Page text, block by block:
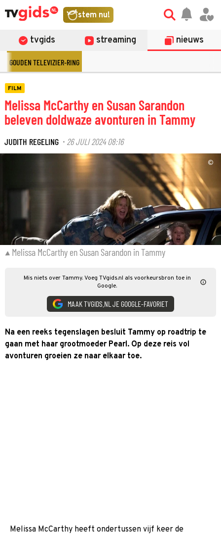
stem nu!
tvgids streaming nieuws
GOUDEN TELEVIZIER-RING
FILM
Melissa McCarthy en Susan Sarandon
beleven doldwaze avonturen in Tammy
JUDITH REGELING · 26 JULI 2024 08:16
©
Melissa McCarthy en Susan Sarandon in Tammy
Mis niets over Tammy. Voeg TVgids.nl als voorkeursbron toe in
Google.
MAAK TVGIDS.NL JE GOOGLE-FAVORIET
Na een reeks tegenslagen besluit Tammy op roadtrip te
gaan met haar grootmoeder Pearl. Op deze reis vol
avonturen groeien ze naar elkaar toe.
Melissa McCarthy heeft ondertussen vijf keer de